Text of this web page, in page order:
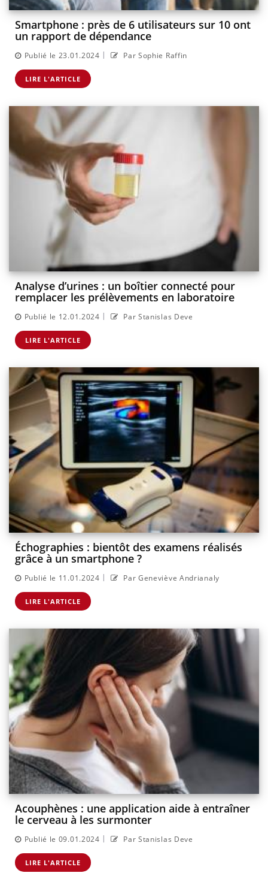
Smartphone : près de 6 utilisateurs sur 10 ont
un rapport de dépendance
Publié le 23.01.2024 | Par Sophie Raffin
LIRE L'ARTICLE
Analyse d’urines : un boîtier connecté pour
remplacer les prélèvements en laboratoire
Publié le 12.01.2024 | Par Stanislas Deve
LIRE L'ARTICLE
Échographies : bientôt des examens réalisés
grâce à un smartphone ?
Publié le 11.01.2024 | Par Geneviève Andrianaly
LIRE L'ARTICLE
Acouphènes : une application aide à entraîner
le cerveau à les surmonter
Publié le 09.01.2024 | Par Stanislas Deve
LIRE L'ARTICLE